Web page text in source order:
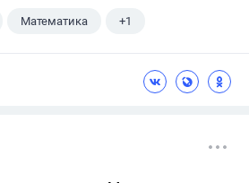
Математика +1